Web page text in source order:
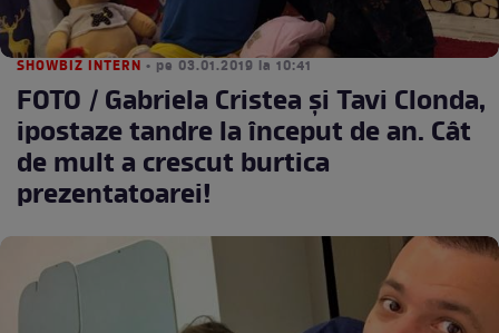
SHOWBIZ INTERN • pe 03.01.2019 la 10:41
FOTO / Gabriela Cristea și Tavi Clonda,
ipostaze tandre la început de an. Cât
de mult a crescut burtica
prezentatoarei!